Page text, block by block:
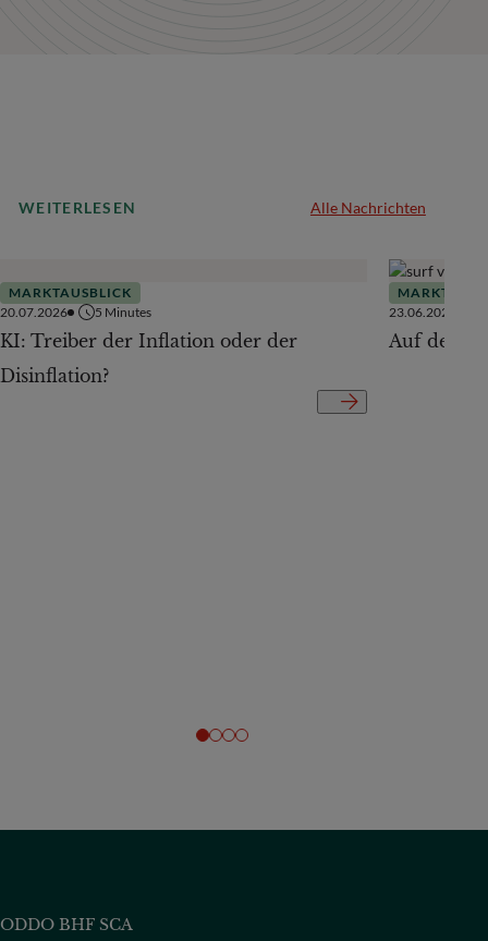
WEITERLESEN Alle Nachrichten
MARKTAUSBLICK
20.07.2026
5 Minutes
KI: Treiber der Inflation oder der
Disinflation?
23.06.2026
Auf der
ODDO BHF SCA